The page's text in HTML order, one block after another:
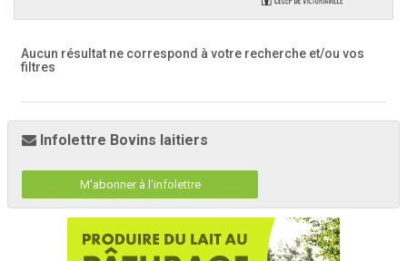
Aucun résultat ne correspond à votre recherche et/ou vos
filtres
Infolettre Bovins laitiers
M'abonner à l'infolettre